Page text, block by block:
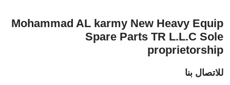
Mohammad AL karmy New Heavy Equip
Spare Parts TR L.L.C Sole
proprietorship
للاتصال بنا